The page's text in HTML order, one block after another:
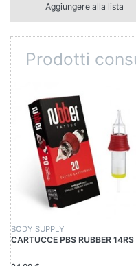
Aggiungere alla lista
Prodotti
BODY SUPPLY
CARTUCCE PBS RUBBER 14RS